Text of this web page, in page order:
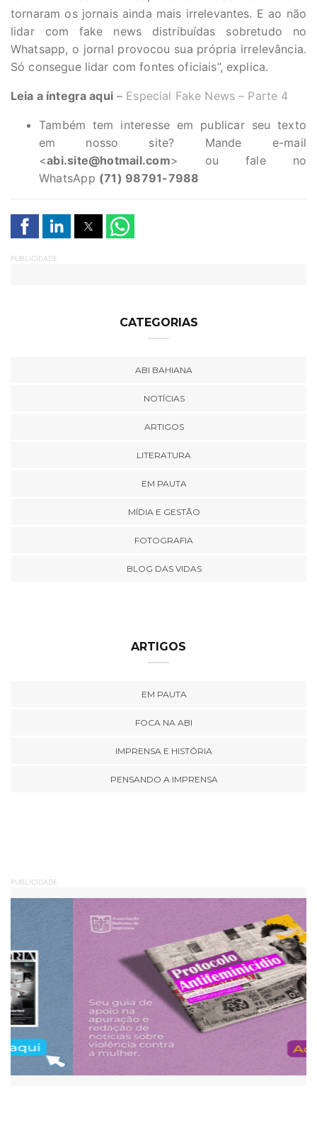
tornaram os jornais ainda mais irrelevantes. E ao não
lidar com fake news distribuídas sobretudo no
Whatsapp, o jornal provocou sua própria irrelevância.
Só consegue lidar com fontes oficiais”, explica.
Leia a íntegra aqui– Especial Fake News – Parte 4
Também tem interesse em publicar seu texto
em nosso site? Mande e-mail
<abi.site@hotmail.com> ou fale no
WhatsApp (71) 98791-7988
PUBLICIDADE
CATEGORIAS
ABI BAHIANA
NOTÍCIAS
ARTIGOS
LITERATURA
EM PAUTA
MÍDIA E GESTÃO
FOTOGRAFIA
BLOG DAS VIDAS
ARTIGOS
EM PAUTA
FOCA NA ABI
IMPRENSA E HISTÓRIA
PENSANDO A IMPRENSA
PUBLICIDADE